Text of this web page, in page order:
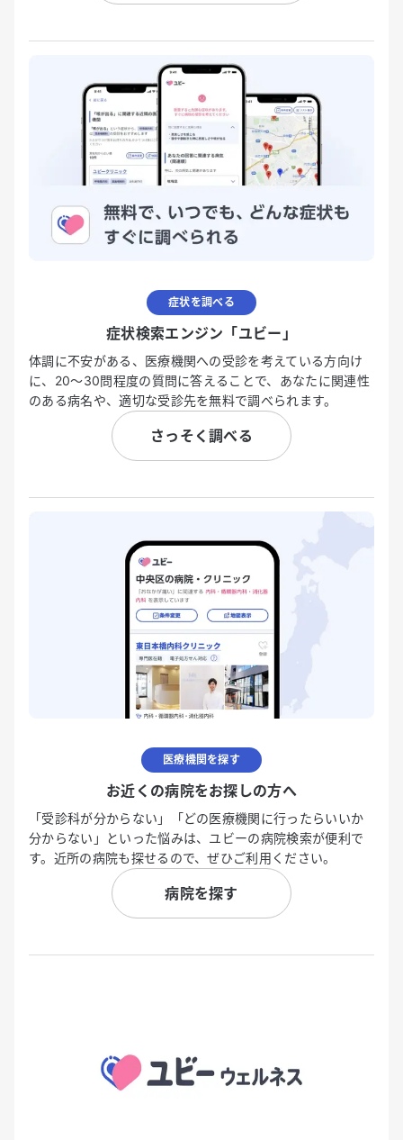
症状を調べる
症状検索エンジン「ユビー」
体調に不安がある、医療機関への受診を考えている方向け
に、20〜30問程度の質問に答えることで、あなたに関連性
のある病名や、適切な受診先を無料で調べられます。
さっそく調べる
医療機関を探す
お近くの病院をお探しの方へ
「受診科が分からない」「どの医療機関に行ったらいいか
分からない」といった悩みは、ユビーの病院検索が便利で
す。近所の病院も探せるので、ぜひご利用ください。
病院を探す